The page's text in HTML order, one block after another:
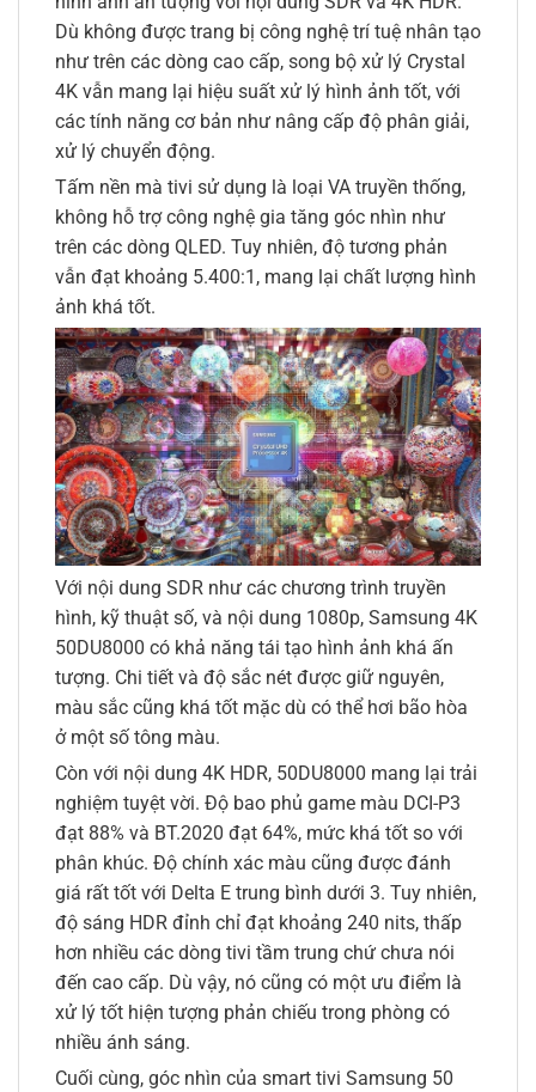
Dù không được trang bị công nghệ trí tuệ nhân tạo
như trên các dòng cao cấp, song bộ xử lý Crystal
4K vẫn mang lại hiệu suất xử lý hình ảnh tốt, với
các tính năng cơ bản như nâng cấp độ phân giải,
xử lý chuyển động.
Tấm nền mà tivi sử dụng là loại VA truyền thống,
không hỗ trợ công nghệ gia tăng góc nhìn như
trên các dòng QLED. Tuy nhiên, độ tương phản
vẫn đạt khoảng 5.400:1, mang lại chất lượng hình
ảnh khá tốt.
Với nội dung SDR như các chương trình truyền
hình, kỹ thuật số, và nội dung 1080p, Samsung 4K
50DU8000 có khả năng tái tạo hình ảnh khá ấn
tượng. Chi tiết và độ sắc nét được giữ nguyên,
màu sắc cũng khá tốt mặc dù có thể hơi bão hòa
ở một số tông màu.
Còn với nội dung 4K HDR, 50DU8000 mang lại trải
nghiệm tuyệt vời. Độ bao phủ game màu DCI-P3
đạt 88% và BT.2020 đạt 64%, mức khá tốt so với
phân khúc. Độ chính xác màu cũng được đánh
giá rất tốt với Delta E trung bình dưới 3. Tuy nhiên,
độ sáng HDR đỉnh chỉ đạt khoảng 240 nits, thấp
hơn nhiều các dòng tivi tầm trung chứ chưa nói
đến cao cấp. Dù vậy, nó cũng có một ưu điểm là
xử lý tốt hiện tượng phản chiếu trong phòng có
nhiều ánh sáng.
Cuối cùng, góc nhìn của smart tivi Samsung 50